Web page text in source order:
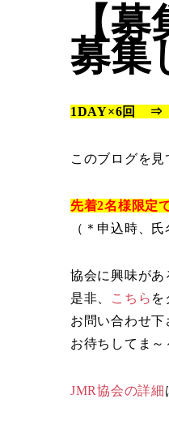
【
募集
1DAY×6回 ⇒
このブログを
先着2名様限定
（＊申込時、
協会に興味があ
是非、
こちら を
お問い合わせ下
お待ちしてま～
JMR協会の詳細